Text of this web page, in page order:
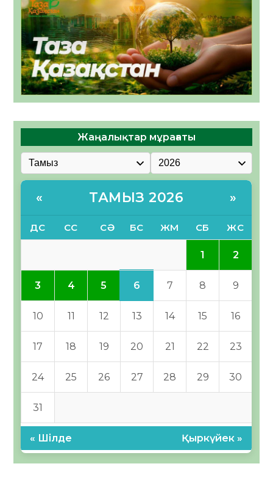
Жаңалықтар мұрағаты
« ТАМЫЗ 2026 »
ДС СС СӘ БС ЖМ СБ ЖС
1 2
3 4 5 6 7 8 9
10 11 12 13 14 15 16
17 18 19 20 21 22 23
24 25 26 27 28 29 30
31
« Шілде Қыркүйек »